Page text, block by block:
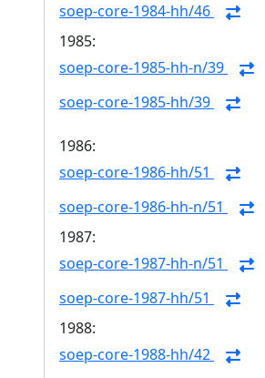
soep-core-1984-hh/46
1985:
soep-core-1985-hh-n/39
soep-core-1985-hh/39
1986:
soep-core-1986-hh/51
soep-core-1986-hh-n/51
1987:
soep-core-1987-hh-n/51
soep-core-1987-hh/51
1988:
soep-core-1988-hh/42